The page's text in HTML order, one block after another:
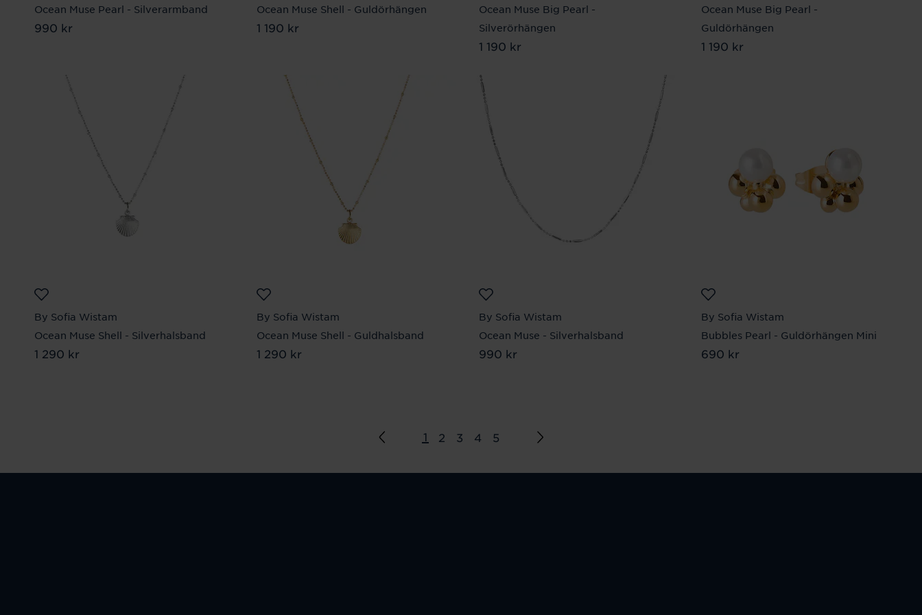
Ocean Muse Pearl - Silverarmband
Pris:990 kr
990 kr
Ocean Muse Shell - Guldörhängen
Pris: 1 190 kr
1 190 kr
Ocean Muse Big Pearl -
Silverörhängen
Pris: 1 190 kr
1 190 kr
Ocean Muse Big Pearl -
Guldörhängen
Pris: 1 190 kr
1 190 kr
By Sofia Wistam
Ocean Muse Shell - Silverhalsband
Pris:1 290 kr
1 290 kr
By Sofia Wistam
Ocean Muse Shell - Guldhalsband
Pris:1 290 kr
1 290 kr
By Sofia Wistam
Ocean Muse - Silverhalsband
Pris:990 kr
990 kr
By Sofia Wistam
Bubbles Pearl - Guldörhängen Mini
Pris:690 kr
690 kr
1 2 3 4 5